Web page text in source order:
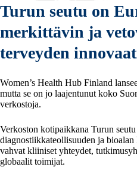
Turun seutu on
merkittävin ja
terveyden
Women’s Health Hub Finland
mutta se on jo laajentunut koko
verkostoja.
Verkoston kotipaikkana Turun
diagnostiikkateollisuuden ja
vahvat kliiniset yhteydet,
globaalit toimijat.